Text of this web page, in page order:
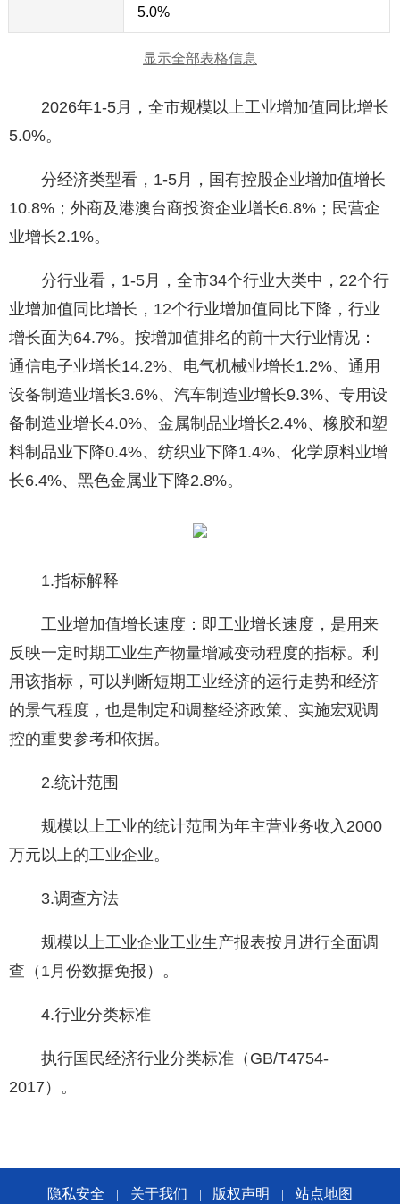
5.0%
显示全部表格信息
2026年1-5月，全市规模以上工业增加值同比增长
5.0%。
分经济类型看，1-5月，国有控股企业增加值增长
10.8%；外商及港澳台商投资企业增长6.8%；民营企
业增长2.1%。
分行业看，1-5月，全市34个行业大类中，22个行
业增加值同比增长，12个行业增加值同比下降，行业
增长面为64.7%。按增加值排名的前十大行业情况：
通信电子业增长14.2%、电气机械业增长1.2%、通用
设备制造业增长3.6%、汽车制造业增长9.3%、专用设
备制造业增长4.0%、金属制品业增长2.4%、橡胶和塑
料制品业下降0.4%、纺织业下降1.4%、化学原料业增
长6.4%、黑色金属业下降2.8%。
1.指标解释
工业增加值增长速度：即工业增长速度，是用来
反映一定时期工业生产物量增减变动程度的指标。利
用该指标，可以判断短期工业经济的运行走势和经济
的景气程度，也是制定和调整经济政策、实施宏观调
控的重要参考和依据。
2.统计范围
规模以上工业的统计范围为年主营业务收入2000
万元以上的工业企业。
3.调查方法
规模以上工业企业工业生产报表按月进行全面调
查（1月份数据免报）。
4.行业分类标准
执行国民经济行业分类标准（GB/T4754-
2017）。
隐私安全 关于我们 版权声明 站点地图